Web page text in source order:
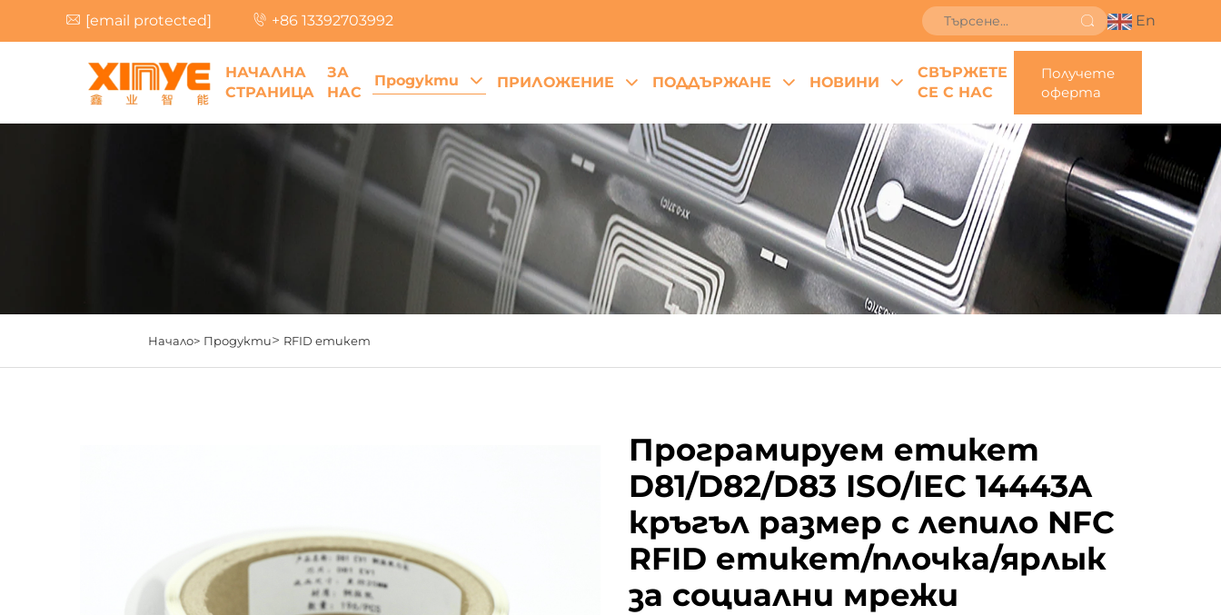
[email protected] +86 13392703992 En
НАЧАЛНА
СТРАНИЦА
ЗА
НАС
Продукти ПРИЛОЖЕНИЕ ПОДДЪРЖАНЕ НОВИНИ
СВЪРЖЕТЕ
СЕ С НАС
Получете
оферта
Начало> Продукти> RFID етикет
Програмируем етикет
D81/D82/D83 ISO/IEC 14443A
кръгъл размер с лепило NFC
RFID етикет/плочка/ярлык
за социални мрежи